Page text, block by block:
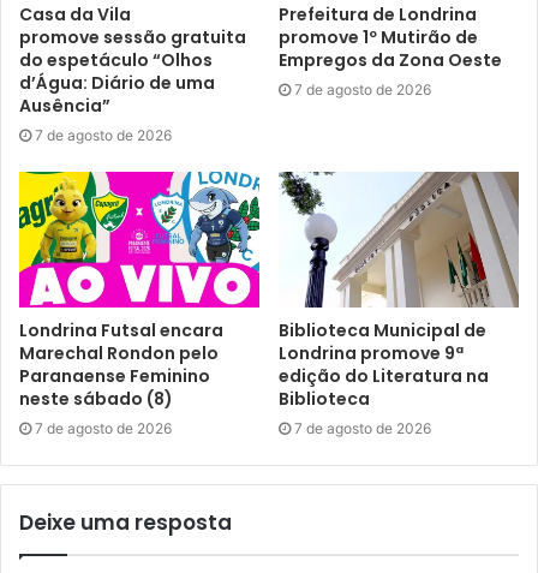
Gostei
Etiquetas contação de histórias
youtube
Casa da Vila
promove sessão gratuita
do espetáculo “Olhos
d’Água: Diário de uma
Ausência”
7 de agosto de 2026
Prefeitura de Londrina
promove 1º Mutirão de
Empregos da Zona Oeste
7 de agosto de 2026
Londrina Futsal encara
Marechal Rondon pelo
Paranaense Feminino
neste sábado (8)
7 de agosto de 2026
Biblioteca Municipal de
Londrina promove 9ª
edição do Literatura na
Biblioteca
7 de agosto de 2026
Deixe uma resposta